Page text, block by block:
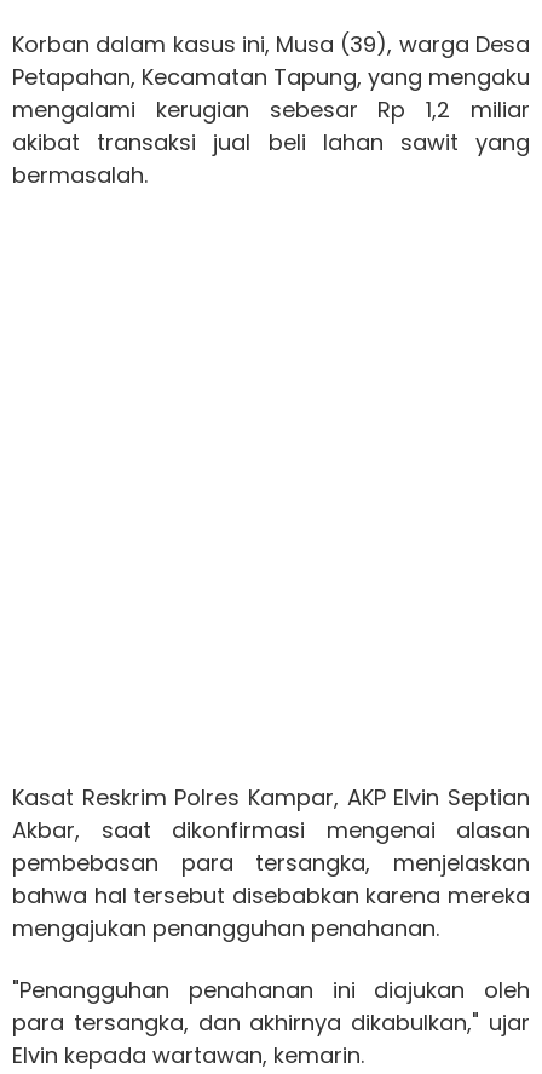
Korban dalam kasus ini, Musa (39), warga Desa
Petapahan, Kecamatan Tapung, yang mengaku
mengalami kerugian sebesar Rp 1,2 miliar
akibat transaksi jual beli lahan sawit yang
bermasalah.
Kasat Reskrim Polres Kampar, AKP Elvin Septian
Akbar, saat dikonfirmasi mengenai alasan
pembebasan para tersangka, menjelaskan
bahwa hal tersebut disebabkan karena mereka
mengajukan penangguhan penahanan.
"Penangguhan penahanan ini diajukan oleh
para tersangka, dan akhirnya dikabulkan," ujar
Elvin kepada wartawan, kemarin.